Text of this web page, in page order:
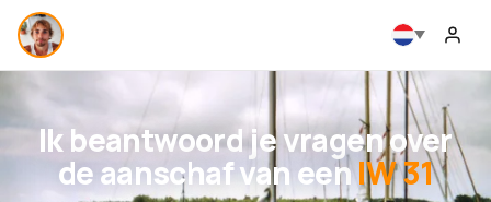
Ik beantwoord je vragen over
de aanschaf van eenIW 31